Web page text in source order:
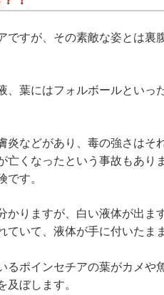
ですが、その素敵な姿とは裏
、葉にはフォルボールといっ
炎などがあり、毒の強さはそ
亡くなったという事故もあり
です。
りますが、白い液体が出ます
ていて、液体が手に付いたま
るポインセチアの葉がカメや
及ぼします。